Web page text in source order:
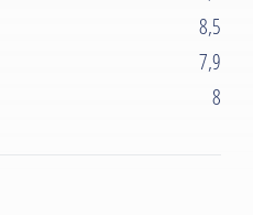
8,5
7,9
8